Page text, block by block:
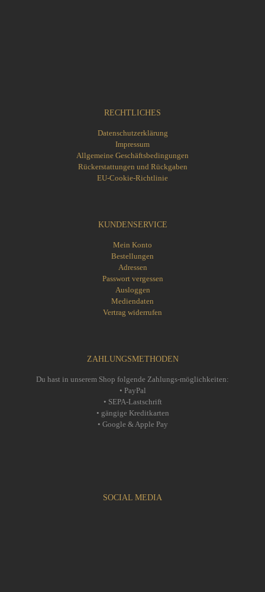
RECHTLICHES
Datenschutzerklärung
Impressum
Allgemeine Geschäftsbedingungen
Rückerstattungen und Rückgaben
EU-Cookie-Richtlinie
KUNDENSERVICE
Mein Konto
Bestellungen
Adressen
Passwort vergessen
Ausloggen
Mediendaten
Vertrag widerrufen
ZAHLUNGSMETHODEN
Du hast in unserem Shop folgende Zahlungs-möglichkeiten:
• PayPal
• SEPA-Lastschrift
• gängige Kreditkarten
• Google & Apple Pay
SOCIAL MEDIA